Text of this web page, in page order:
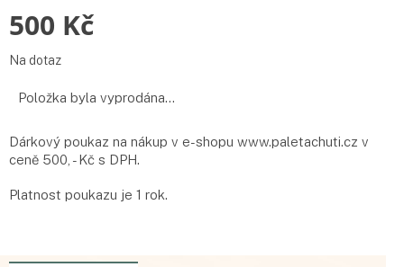
500 Kč
Měrná
Na dotaz
Položka byla vyprodána…
Dárkový poukaz na nákup v e-shopu www.paletachuti.cz v
ceně 500, - Kč s DPH.
Platnost poukazu je 1 rok.